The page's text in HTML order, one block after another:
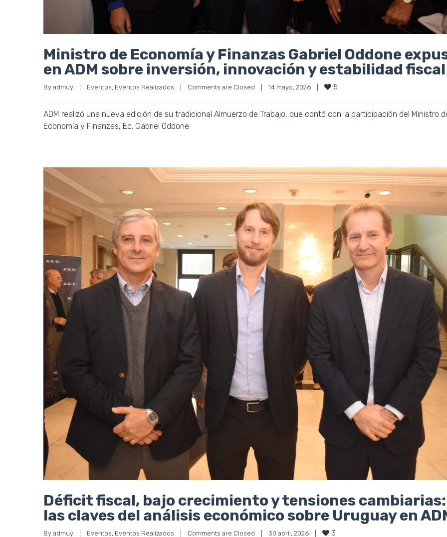
Ministro de Economía y Finanzas Gabriel Oddone
en ADM sobre inversión, innovación y estabilidad fiscal
By admuy Eventos, Eventos Realizados Comments are Closed 14 mayo, 2026 5
ADM realizó una nueva edición de su tradicional Almuerzo de Trabajo, que contó con la participación del Ministro
Economía y Finanzas, Ec. Gabriel Oddone.
Déficit fiscal, bajo crecimiento y tensiones cambiarias:
las claves del análisis económico sobre Uruguay en
By admuy | Eventos, Eventos Realizados | Comments are Closed | 30 abril, 2026 | 3
En el Desayuno de Trabajo organizado por ADM, titulado “Miradas Económicas: Expertos analizan Uruguay”, los